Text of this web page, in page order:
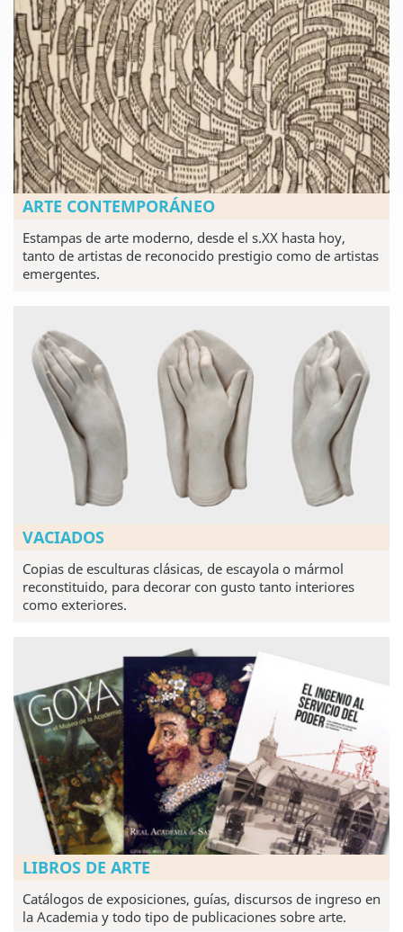
ARTE CONTEMPORÁNEO
Estampas de arte moderno, desde el s.XX hasta hoy,
tanto de artistas de reconocido prestigio como de artistas
emergentes.
VACIADOS
Copias de esculturas clásicas, de escayola o mármol
reconstituido, para decorar con gusto tanto interiores
como exteriores.
LIBROS DE ARTE
Catálogos de exposiciones, guías, discursos de ingreso en
la Academia y todo tipo de publicaciones sobre arte.